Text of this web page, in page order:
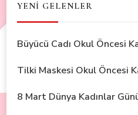
YENİ GELENLER
Büyücü Cadı Okul Öncesi
Tilki Maskesi Okul Öncesi
8 Mart Dünya Kadınlar